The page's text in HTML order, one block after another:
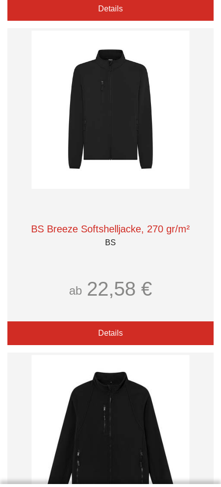
Details
BS Breeze Softshelljacke, 270 gr/m²
BS
ab 22,58 €
Details